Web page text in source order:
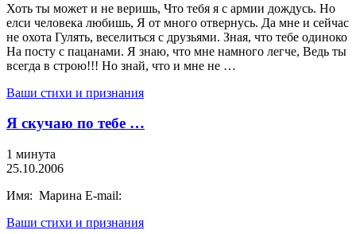
Хоть ты может и не веришь, Что тебя я с армии дождусь. Но
елси человека любишь, Я от много отвернусь. Да мне и сейчас
не охота Гулять, веселиться с друзьями. Зная, что тебе одиноко
На посту с пацанами. Я знаю, что мне намного легче, Ведь ты
всегда в строю!!! Но знай, что и мне не …
Ваши стихи и признания
Я скучаю по тебе …
1 минута
25.10.2006
Имя: Марина E-mail:
Ваши стихи и признания